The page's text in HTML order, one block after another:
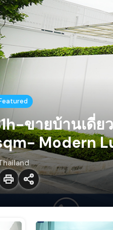
ขายบ้านเดี่ย
Modern